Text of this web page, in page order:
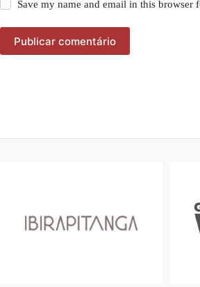
Save my name and email in this browser
Publicar comentário